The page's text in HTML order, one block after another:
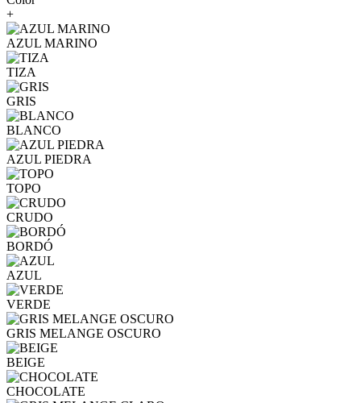
+
AZUL MARINO
TIZA
GRIS
BLANCO
AZUL PIEDRA
TOPO
CRUDO
BORDÓ
AZUL
VERDE
GRIS MELANGE OSCURO
BEIGE
CHOCOLATE